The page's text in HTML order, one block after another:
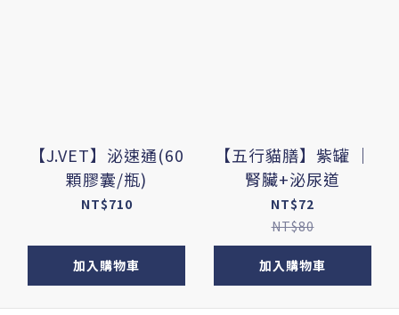
【J.VET】泌速通(60
顆膠囊/瓶)
NT$710
加入購物車
【五行貓膳】紫罐 ｜
腎臟+泌尿道
NT$72
NT$80
加入購物車